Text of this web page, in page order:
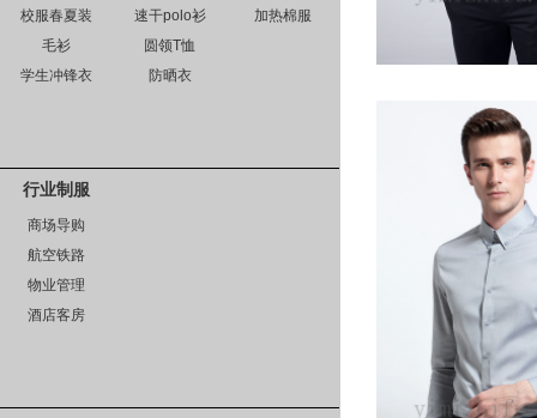
校服春夏装
毛衫
学生冲锋衣
速干polo衫
圆领T恤
防晒衣
加热棉服
行业制服
商场导购
航空铁路
物业管理
酒店客房